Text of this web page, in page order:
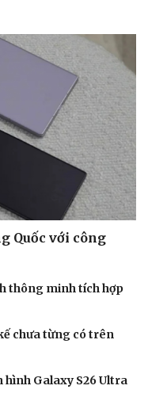
Quốc với công
thông minh tích hợp
chưa từng có trên
hình Galaxy S26 Ultra